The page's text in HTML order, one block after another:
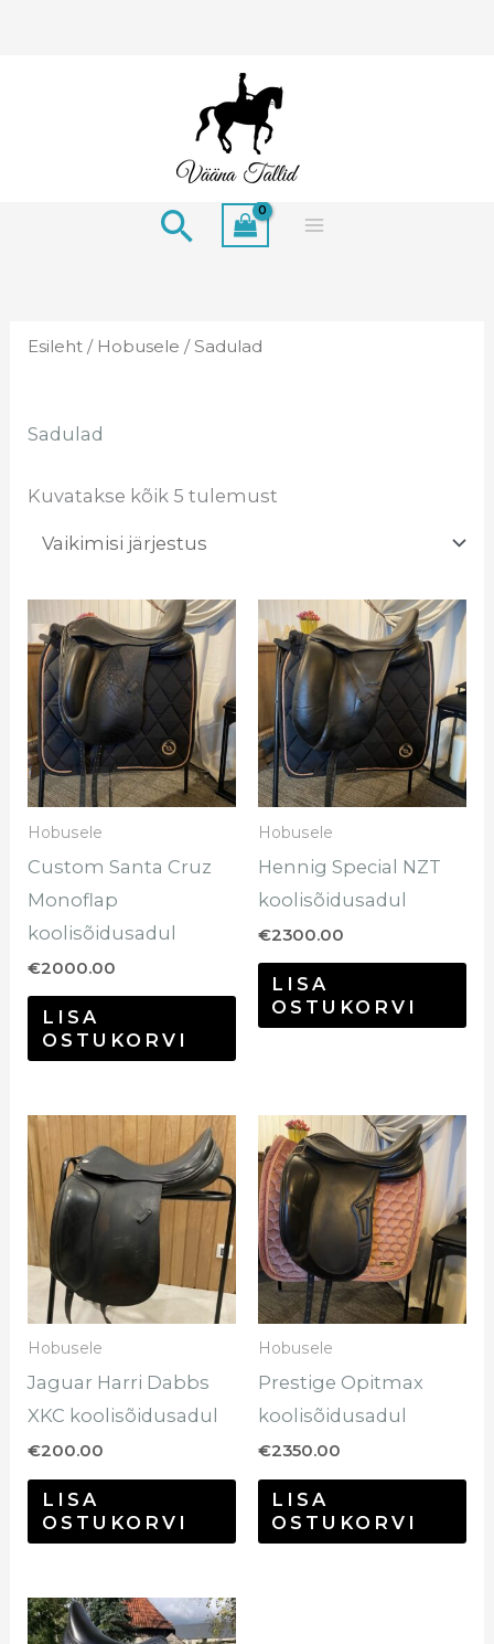
Search
Esileht / Hobusele / Sadulad
Sadulad
Kuvatakse kõik 5 tulemust
Hobusele
Custom Santa Cruz
Monoflap
koolisõidusadul
€2000.00
LISA
OSTUKORVI
Hobusele
Hennig Special NZT
koolisõidusadul
€2300.00
LISA
OSTUKORVI
Hobusele
Jaguar Harri Dabbs
XKC koolisõidusadul
€200.00
LISA
OSTUKORVI
Hobusele
Prestige Opitmax
koolisõidusadul
€2350.00
LISA
OSTUKORVI